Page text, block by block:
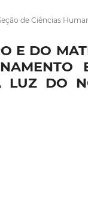
de Ciências
E DO
LUZ DO